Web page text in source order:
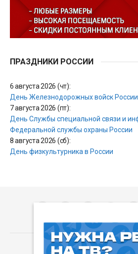
ПРАЗДНИКИ РОССИИ
6 августа 2026 (чт):
День Железнодорожных войск России
7 августа 2026 (пт):
День Службы специальной связи и
Федеральной службы охраны России
8 августа 2026 (сб):
День физкультурника в России